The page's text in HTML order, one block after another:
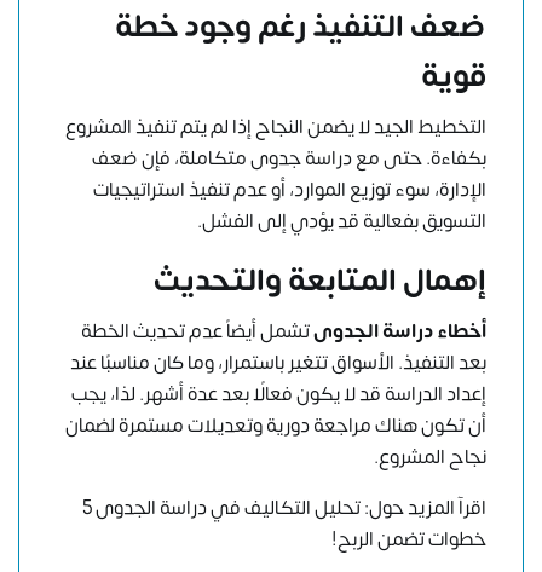
ضعف التنفيذ رغم وجود خطة
قوية
التخطيط الجيد لا يضمن النجاح إذا لم يتم تنفيذ المشروع
بكفاءة. حتى مع دراسة جدوى متكاملة، فإن ضعف
الإدارة، سوء توزيع الموارد، أو عدم تنفيذ استراتيجيات
التسويق بفعالية قد يؤدي إلى الفشل.
إهمال المتابعة والتحديث
أخطاء دراسة الجدوىتشمل أيضاً عدم تحديث الخطة
بعد التنفيذ. الأسواق تتغير باستمرار، وما كان مناسبًا عند
إعداد الدراسة قد لا يكون فعالًا بعد عدة أشهر. لذا، يجب
أن تكون هناك مراجعة دورية وتعديلات مستمرة لضمان
نجاح المشروع.
اقرآ المزيد حول:
تحليل التكاليف في دراسة الجدوى 5
خطوات تضمن الربح!